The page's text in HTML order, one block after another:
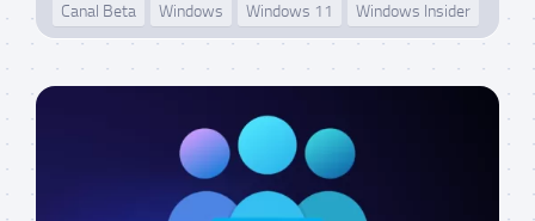
Canal Beta Windows Windows 11 Windows Insider